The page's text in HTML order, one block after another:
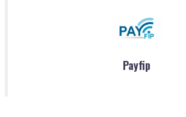
Payfip